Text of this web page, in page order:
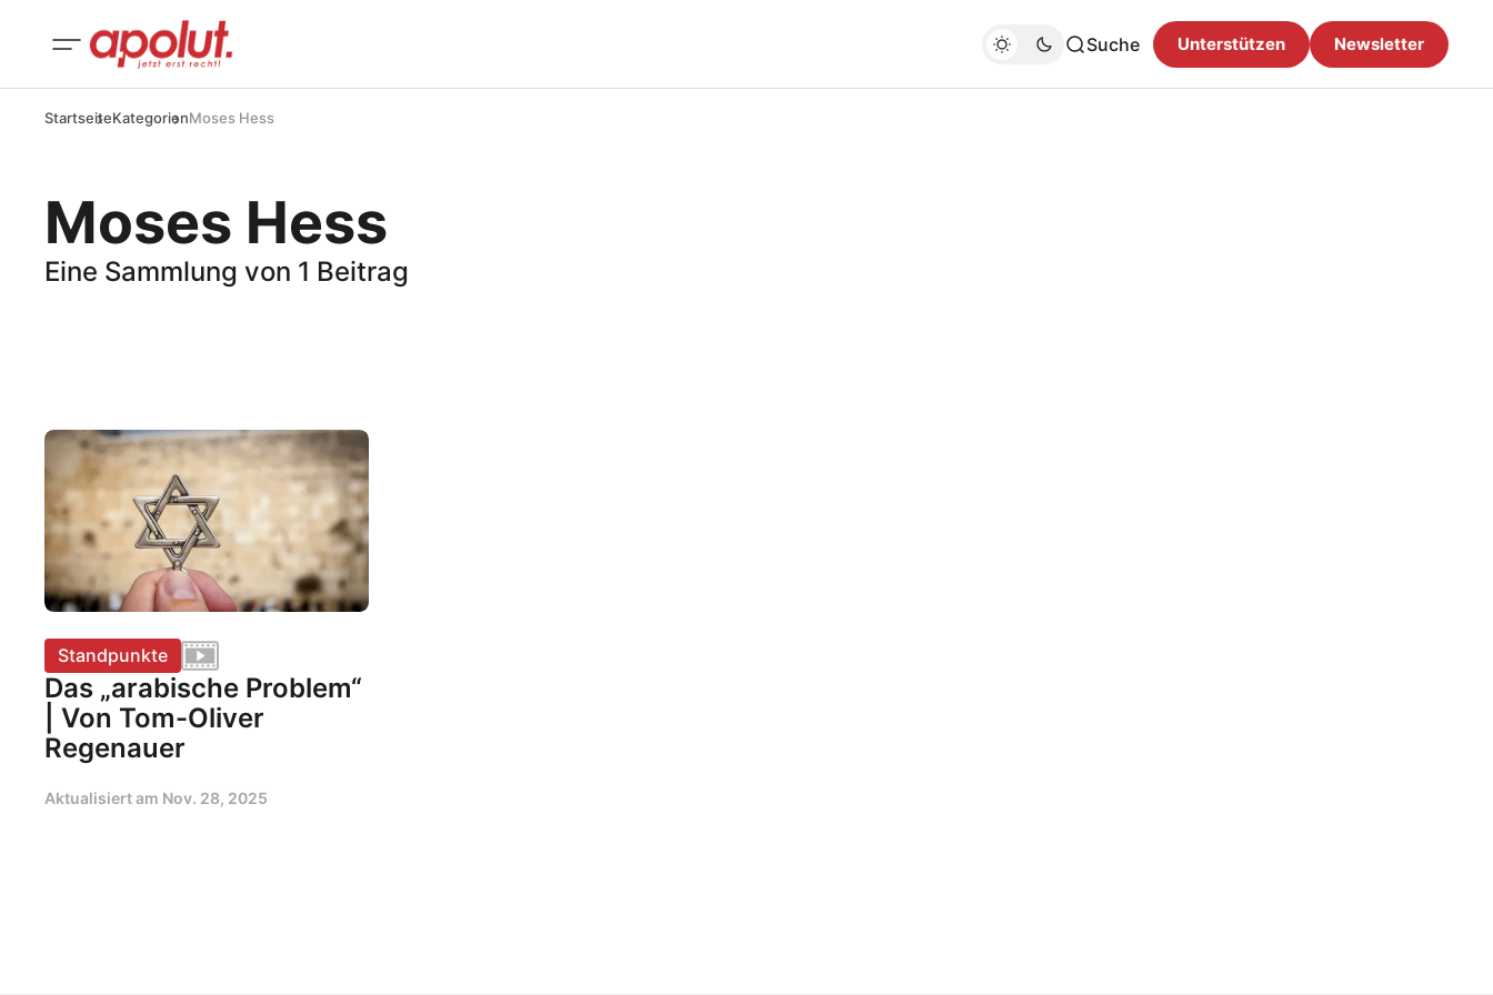
Suche Unterstützen Newsletter
StartseiteKategorienMoses Hess
Moses Hess
Eine Sammlung von 1 Beitrag
Standpunkte
Das „arabische Problem“
| Von Tom-Oliver
Regenauer
Aktualisiert am Nov. 28, 2025